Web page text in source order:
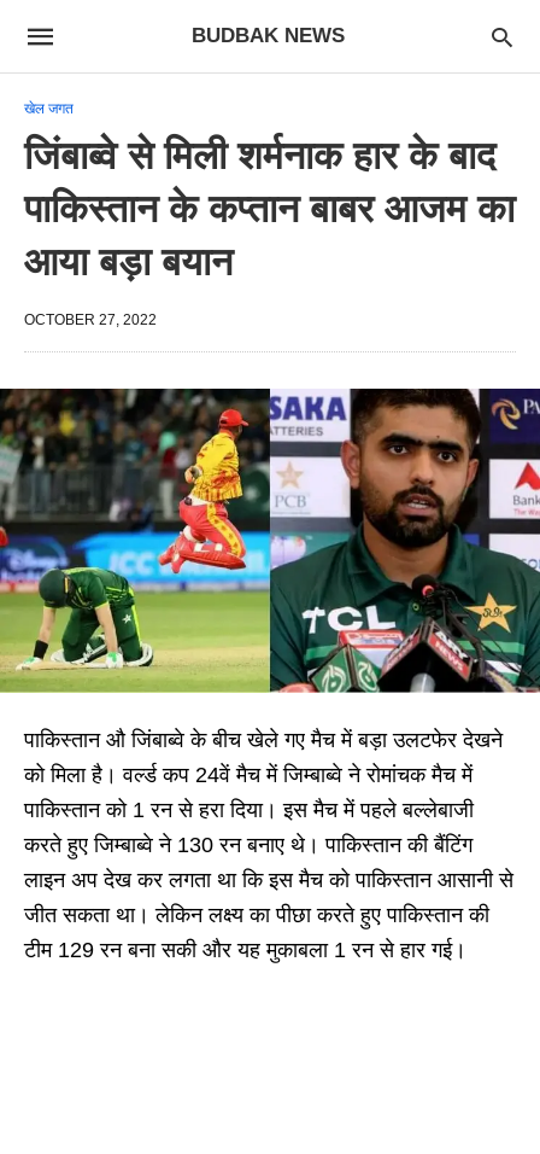
BUDBAK NEWS
खेल जगत
जिंबाब्वे से मिली शर्मनाक हार के बाद
पाकिस्तान के कप्तान बाबर आजम का
आया बड़ा बयान
OCTOBER 27, 2022
पाकिस्तान औ जिंबाब्वे के बीच खेले गए मैच में बड़ा उलटफेर देखने
को मिला है। वर्ल्ड कप 24वें मैच में जिम्बाब्वे ने रोमांचक मैच में
पाकिस्तान को 1 रन से हरा दिया। इस मैच में पहले बल्लेबाजी
करते हुए जिम्बाब्वे ने 130 रन बनाए थे। पाकिस्तान की बैंटिंग
लाइन अप देख कर लगता था कि इस मैच को पाकिस्तान आसानी से
जीत सकता था। लेकिन लक्ष्य का पीछा करते हुए पाकिस्तान की
टीम 129 रन बना सकी और यह मुकाबला 1 रन से हार गई।